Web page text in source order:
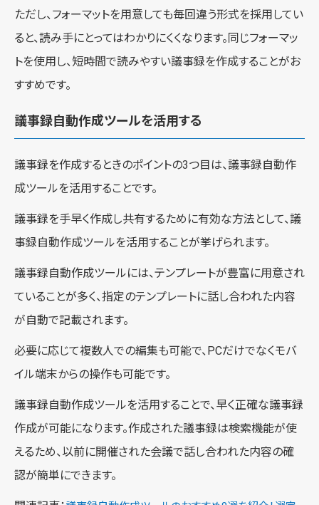
ただし、フォーマットを用意しても毎回違う形式を採用してい
ると、読み手にとってはわかりにくくなります。同じフォーマッ
トを使用し、短時間で読みやすい議事録を作成することがお
すすめです。
議事録自動作成ツールを活用する
議事録を作成するときのポイントの3つ目は、議事録自動作
成ツールを活用することです。
議事録を手早く作成し共有するために有効な方法として、議
事録自動作成ツールを活用することが挙げられます。
議事録自動作成ツールには、テンプレートが豊富に用意され
ていることが多く、指定のテンプレートに話し合われた内容
が自動で記載されます。
必要に応じて複数人での編集も可能で、PCだけでなくモバ
イル端末からの操作も可能です。
議事録自動作成ツールを活用することで、早く正確な議事録
作成が可能になります。作成された議事録は検索機能が使
えるため、以前に開催された会議で話し合われた内容の確
認が簡単にできます。